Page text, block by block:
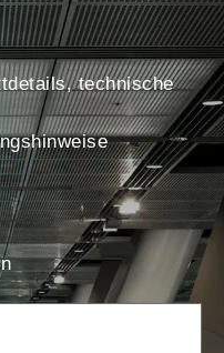
technische